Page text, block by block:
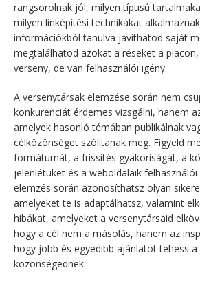
rangsorolnak jól, milyen típusú
milyen linképítési technikákat
információkból tanulva javíthatod saját
megtalálhatod azokat a réseket a
verseny, de van felhasználói igény.
A versenytársak elemzése során nem
konkurenciát érdemes vizsgálni, hanem
amelyek hasonló témában publikálnak
célközönséget szólítanak meg. Figyeld
formátumát, a frissítés gyakoriságát, a
jelenlétüket és a weboldalaik
elemzés során azonosíthatsz olyan
amelyeket te is adaptálhatsz, valamint
hibákat, amelyeket a versenytársaid
hogy a cél nem a másolás, hanem az
hogy jobb és egyedibb ajánlatot tehess
közönségednek.